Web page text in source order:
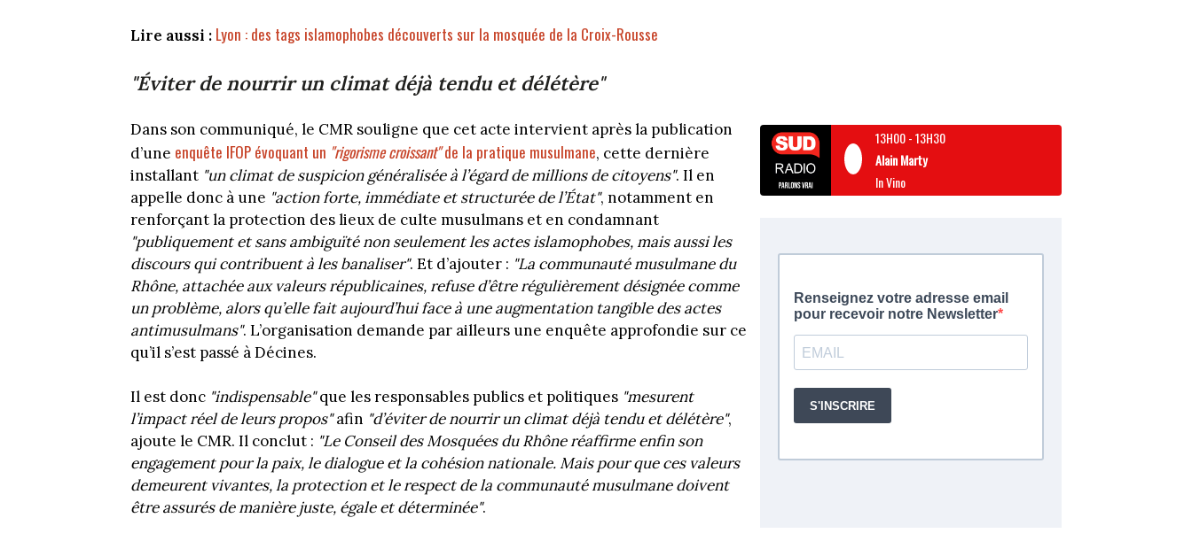
Lire aussi : Lyon : des tags islamophobes découverts sur la mosquée de la Croix-Rousse
"Éviter de nourrir un climat déjà tendu et délétère"
Dans son communiqué, le CMR souligne que cet acte intervient après la publication
d’une enquête IFOP évoquant un "rigorisme croissant"de la pratique musulmane, cette dernière
installant "un climat de suspicion généralisée à l’égard de millions de citoyens". Il en
appelle donc à une "action forte, immédiate et structurée de l’État", notamment en
renforçant la protection des lieux de culte musulmans et en condamnant
"publiquement et sans ambiguïté non seulement les actes islamophobes, mais aussi les
discours qui contribuent à les banaliser". Et d’ajouter : "La communauté musulmane du
Rhône, attachée aux valeurs républicaines, refuse d’être régulièrement désignée comme
un problème, alors qu’elle fait aujourd’hui face à une augmentation tangible des actes
antimusulmans". L’organisation demande par ailleurs une enquête approfondie sur ce
qu’il s’est passé à Décines.
Il est donc "indispensable"que les responsables publics et politiques "mesurent
l’impact réel de leurs propos"afin "d’éviter de nourrir un climat déjà tendu et délétère",
ajoute le CMR. Il conclut : "Le Conseil des Mosquées du Rhône réaffirme enfin son
engagement pour la paix, le dialogue et la cohésion nationale. Mais pour que ces valeurs
demeurent vivantes, la protection et le respect de la communauté musulmane doivent
être assurés de manière juste, égale et déterminée".
13H00-13H30
Alain Marty
In Vino